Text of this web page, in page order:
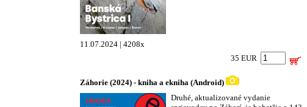
11.07.2024 | 4208x
35 EUR
Záhorie (2024) - kniha a ekniha (Android)
Druhé, aktualizované vydanie